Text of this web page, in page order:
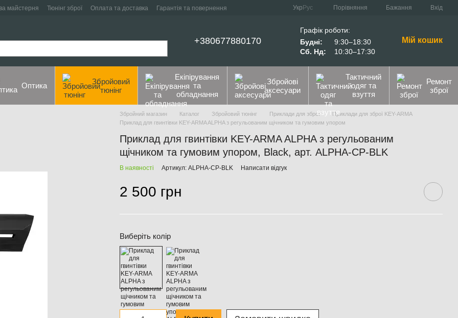
майстерня Тюнінг зброї Оплата та доставка
Гарантія та повернення
Укр Рус Порівняння Бажання Вхід
+380677880170
Графік роботи:
Будні:
9:30–18:30
Сб. Нд:
10:30–17:30
Мій кошик
Оптика
Збройовий
тюнінг
Екіпірування
та
обладнання
Збройові
аксесуари
Тактичний
одяг та
взуття
Ремонт
зброї
Збройний магазин Каталог Збройовий тюнінг Приклади для зброї
Приклади для зброї KEY-ARMA
Приклад для гвинтівки KEY-ARMA ALPHA з регульованим щічником та гумовим упором
Приклад для гвинтівки KEY-ARMA ALPHA з регульованим
щічником та гумовим упором, Black, арт. ALPHA-CP-BLK
В наявності Артикул: ALPHA-CP-BLK Написати відгук
2 500 грн
Виберіть колір